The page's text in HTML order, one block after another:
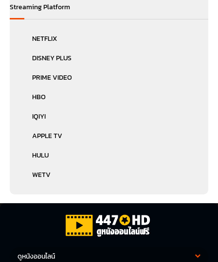
Streaming Platform
NETFLIX
DISNEY PLUS
PRIME VIDEO
HBO
IQIYI
APPLE TV
HULU
WETV
ดูหนังออนไลน์